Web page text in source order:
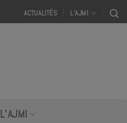
ACTUALITÉS L’AJMI
L’AJMI